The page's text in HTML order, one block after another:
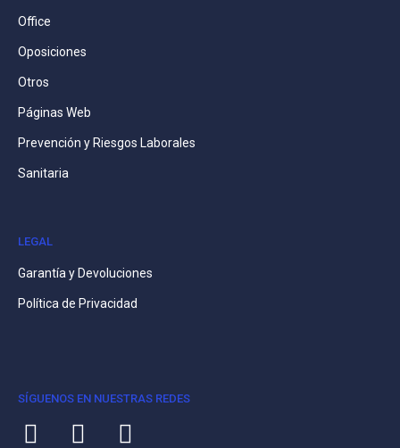
Office
Oposiciones
Otros
Páginas Web
Prevención y Riesgos Laborales
Sanitaria
LEGAL
Garantía y Devoluciones
Política de Privacidad
SÍGUENOS EN NUESTRAS REDES